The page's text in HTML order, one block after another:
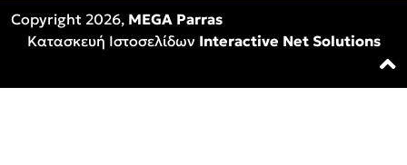
Copyright 2026, MEGA Parras
Κατασκευή Ιστοσελίδων Interactive Net Solutions